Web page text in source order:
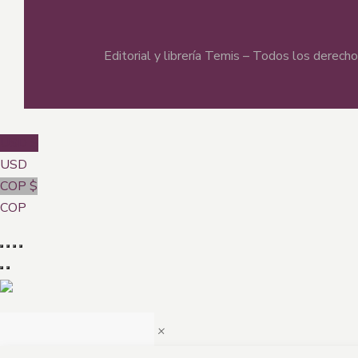
Editorial y librería Temis – Todos los
USD
COP $
COP
×